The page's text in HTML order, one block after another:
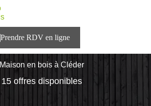
Maison en bois à Cléder
15 offres disponibles